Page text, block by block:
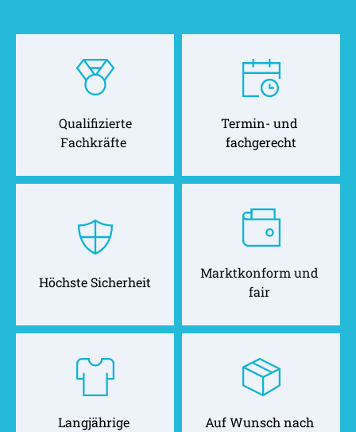
Qualifizierte
Fachkräfte
Termin- und
fachgerecht
Höchste Sicherheit
Marktkonform und
fair
Langjährige
Auf Wunsch nach